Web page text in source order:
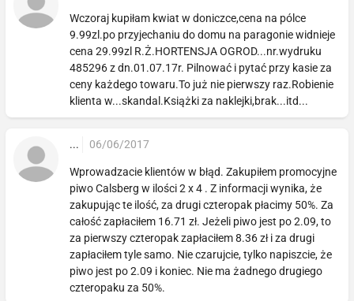
Wczoraj kupiłam kwiat w doniczce,cena na pólce
9.99zl.po przyjechaniu do domu na paragonie widnieje
cena 29.99zl R.Ż.HORTENSJA OGROD...nr.wydruku
485296 z dn.01.07.17r. Pilnować i pytać przy kasie za
ceny każdego towaru.To już nie pierwszy raz.Robienie
klienta w...skandal.Książki za naklejki,brak...itd...
... 06/06/2017
Wprowadzacie klientów w błąd. Zakupiłem promocyjne
piwo Calsberg w ilości 2 x 4 . Z informacji wynika, że
zakupując te ilość, za drugi czteropak płacimy 50%. Za
całość zapłaciłem 16.71 zł. Jeżeli piwo jest po 2.09, to
za pierwszy czteropak zapłaciłem 8.36 zł i za drugi
zapłaciłem tyle samo. Nie czarujcie, tylko napiszcie, że
piwo jest po 2.09 i koniec. Nie ma żadnego drugiego
czteropaku za 50%.